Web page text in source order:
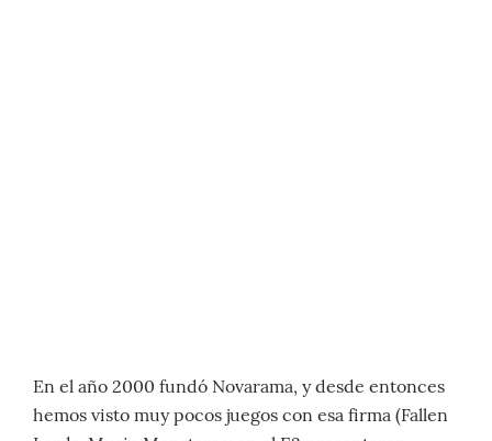
En el año 2000 fundó Novarama, y desde entonces
hemos visto muy pocos juegos con esa firma (Fallen